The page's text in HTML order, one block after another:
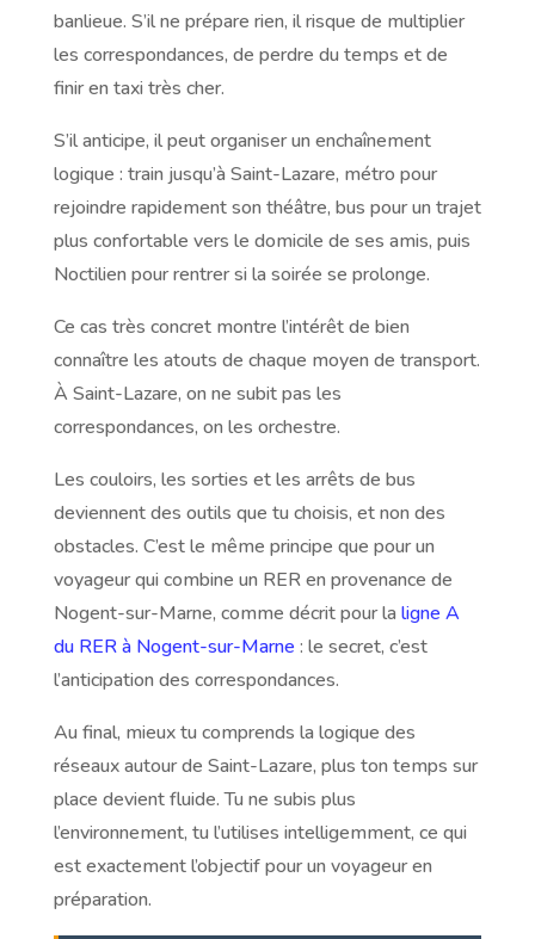
banlieue. S’il ne prépare rien, il risque de multiplier
les correspondances, de perdre du temps et de
finir en taxi très cher.
S’il anticipe, il peut organiser un enchaînement
logique : train jusqu’à Saint-Lazare, métro pour
rejoindre rapidement son théâtre, bus pour un trajet
plus confortable vers le domicile de ses amis, puis
Noctilien pour rentrer si la soirée se prolonge.
Ce cas très concret montre l’intérêt de bien
connaître les atouts de chaque moyen de transport.
À Saint-Lazare, on ne subit pas les
correspondances, on les orchestre.
Les couloirs, les sorties et les arrêts de bus
deviennent des outils que tu choisis, et non des
obstacles. C’est le même principe que pour un
voyageur qui combine un RER en provenance de
Nogent-sur-Marne, comme décrit pour la ligne A
du RER à Nogent-sur-Marne : le secret, c’est
l’anticipation des correspondances.
Au final, mieux tu comprends la logique des
réseaux autour de Saint-Lazare, plus ton temps sur
place devient fluide. Tu ne subis plus
l’environnement, tu l’utilises intelligemment, ce qui
est exactement l’objectif pour un voyageur en
préparation.